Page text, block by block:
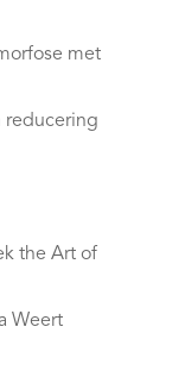
met
reducering
the Art of
Weert